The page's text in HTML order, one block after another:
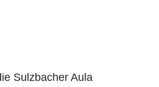
Sulzbacher Aula